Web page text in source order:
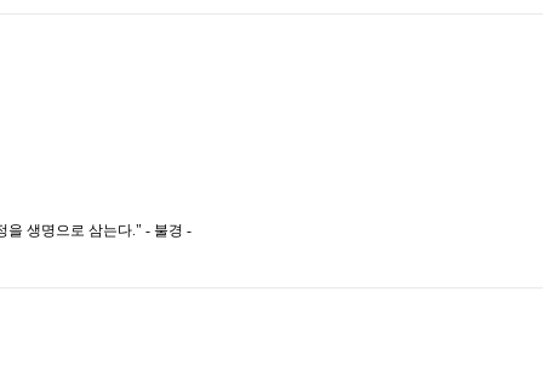
을 생명으로 삼는다." - 불경 -